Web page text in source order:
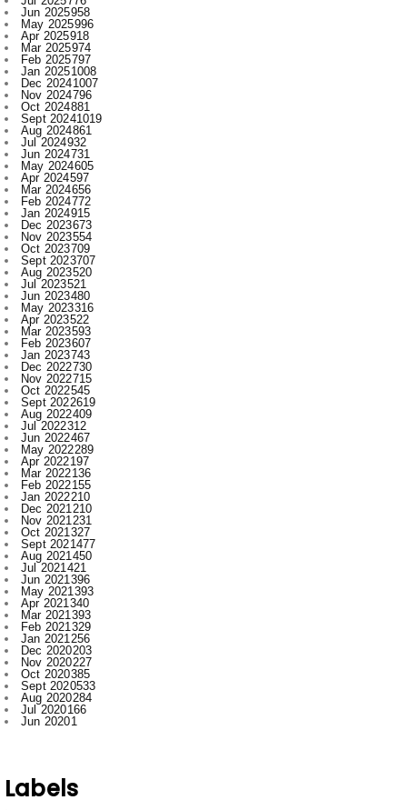
Feb 2025797
Jan 20251008
Dec 20241007
Nov 2024796
Oct 2024881
Sept 20241019
Aug 2024861
Jul 2024932
Jun 2024731
May 2024605
Apr 2024597
Mar 2024656
Feb 2024772
Jan 2024915
Dec 2023673
Nov 2023554
Oct 2023709
Sept 2023707
Aug 2023520
Jul 2023521
Jun 2023480
May 2023316
Apr 2023522
Mar 2023593
Feb 2023607
Jan 2023743
Dec 2022730
Nov 2022715
Oct 2022545
Sept 2022619
Aug 2022409
Jul 2022312
Jun 2022467
May 2022289
Apr 2022197
Mar 2022136
Feb 2022155
Jan 2022210
Dec 2021210
Nov 2021231
Oct 2021327
Sept 2021477
Aug 2021450
Jul 2021421
Jun 2021396
May 2021393
Apr 2021340
Mar 2021393
Feb 2021329
Jan 2021256
Dec 2020203
Nov 2020227
Oct 2020385
Sept 2020533
Aug 2020284
Jul 2020166
Jun 20201
Ambagarh
Ambagarh Chauki